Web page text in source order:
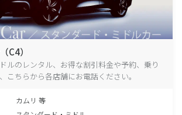
C4）
ルのレンタル、お得な割引料金や予約、乗り
こちらから各店舗にお電話ください。
カムリ 等